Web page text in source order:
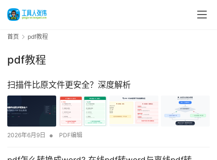
首页 pdf教程
pdf教程
扫描件比原文件更安全？深度解析
2026年6月9日 • PDF编辑